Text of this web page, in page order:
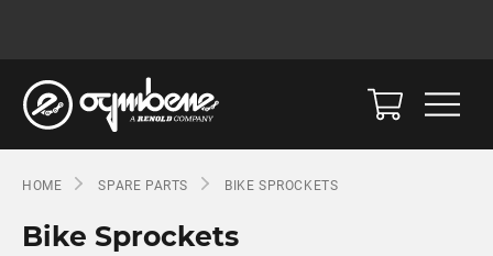
HOME SPARE PARTS BIKE SPROCKETS
Bike Sprockets